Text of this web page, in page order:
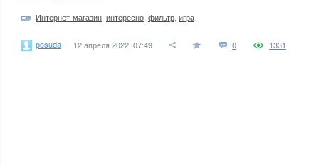
Интернет-магазин интересно фильтр игра
posuda 12 апреля 2022, 07:49 0 1331